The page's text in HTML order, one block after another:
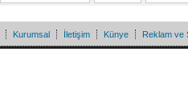
Kurumsal İletişim Künye Reklam ve